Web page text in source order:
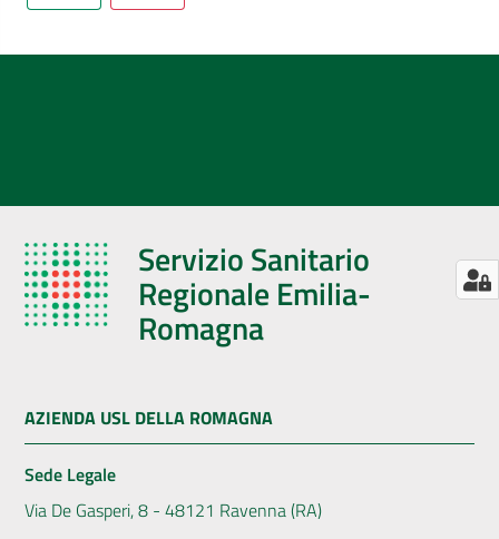
Servizio Sanitario
Regionale Emilia-
Romagna
AZIENDA USL DELLA ROMAGNA
Sede Legale
Via De Gasperi, 8 - 48121 Ravenna (RA)